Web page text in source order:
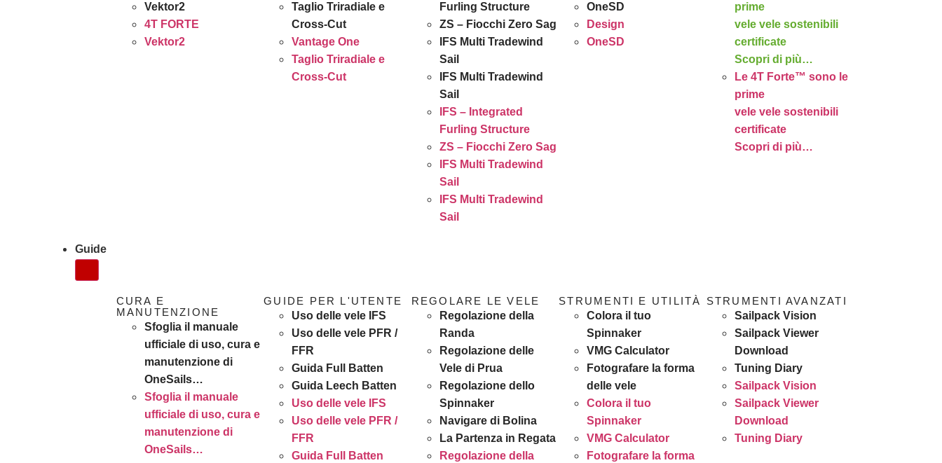
Vektor2
4T FORTE
Vektor2
Taglio Triradiale e
Cross-Cut
Vantage One
Taglio Triradiale e
Cross-Cut
Furling Structure
ZS – Fiocchi Zero Sag
IFS Multi Tradewind
Sail
IFS Multi Tradewind
Sail
IFS – Integrated
Furling Structure
ZS – Fiocchi Zero Sag
IFS Multi Tradewind
Sail
IFS Multi Tradewind
Sail
OneSD
Design
OneSD
prime
vele vele sostenibili
certificate
Scopri di più…
Le 4T Forte™ sono le
prime
vele vele sostenibili
certificate
Scopri di più…
Guide
CURA E
MANUTENZIONE
Sfoglia il manuale
ufficiale di uso, cura e
manutenzione di
OneSails…
Sfoglia il manuale
ufficiale di uso, cura e
manutenzione di
OneSails…
GUIDE PER L'UTENTE
Uso delle vele IFS
Uso delle vele PFR /
FFR
Guida Full Batten
Guida Leech Batten
Uso delle vele IFS
Uso delle vele PFR /
FFR
Guida Full Batten
REGOLARE LE VELE
Regolazione della
Randa
Regolazione delle
Vele di Prua
Regolazione dello
Spinnaker
Navigare di Bolina
La Partenza in Regata
Regolazione della
STRUMENTI E UTILITÀ
Colora il tuo
Spinnaker
VMG Calculator
Fotografare la forma
delle vele
Colora il tuo
Spinnaker
VMG Calculator
Fotografare la forma
STRUMENTI AVANZATI
Sailpack Vision
Sailpack Viewer
Download
Tuning Diary
Sailpack Vision
Sailpack Viewer
Download
Tuning Diary